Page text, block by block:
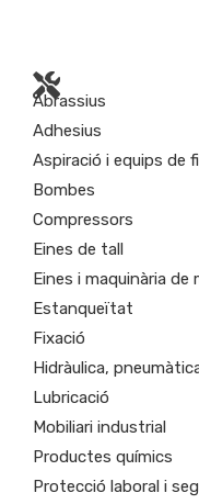
Abrassius
Adhesius
Aspiració i equips de
Bombes
Compressors
Eines de tall
Eines i maquinària de
Estanqueïtat
Fixació
Hidràulica,
Lubricació
Mobiliari industrial
Productes químics
Protecció laboral i